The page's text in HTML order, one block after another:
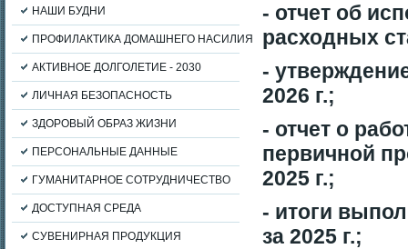
НАШИ БУДНИ
ПРОФИЛАКТИКА ДОМАШНЕГО НАСИЛИЯ
АКТИВНОЕ ДОЛГОЛЕТИЕ - 2030
ЛИЧНАЯ БЕЗОПАСНОСТЬ
ЗДОРОВЫЙ ОБРАЗ ЖИЗНИ
ПЕРСОНАЛЬНЫЕ ДАННЫЕ
ГУМАНИТАРНОЕ СОТРУДНИЧЕСТВО
ДОСТУПНАЯ СРЕДА
СУВЕНИРНАЯ ПРОДУКЦИЯ
- отчет об
расходных
-
2026 г.;
- отчет о
первичной
2025 г.;
- итоги
за 2025 г.;